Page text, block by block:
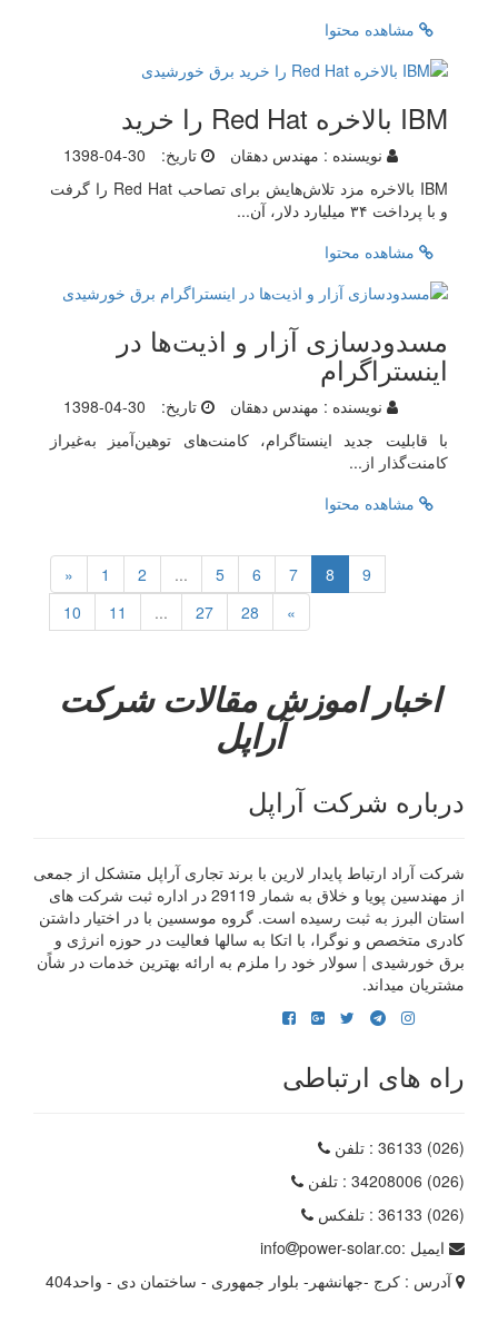
مشاهده محتوا
IBM بالاخره Red Hat را خرید
نویسنده : مهندس دهقان تاریخ:
1398-04-30
IBM بالاخره مزد تلاش‌هایش برای تصاحب Red Hat را گرفت
و با پرداخت ۳۴ میلیارد دلار، آن...
مشاهده محتوا
مسدودسازی آزار و اذیت‌ها در
اینستراگرام
نویسنده : مهندس دهقان تاریخ:
1398-04-30
با قابلیت جدید اینستاگرام، کامنت‌های توهین‌آمیز به‌غیراز
کامنت‌گذار از...
مشاهده محتوا
« 1 2 ... 5 6 7 8
9
10
11 ... 27 28 »
اخبار اموزش مقالات شرکت
آراپل
درباره شرکت آراپل
شرکت آراد ارتباط پایدار لارین با برند تجاری آراپل متشکل از جمعی
از مهندسین پویا و خلاق به شمار 29119 در اداره ثبت شرکت های
استان البرز به ثبت رسیده است. گروه موسسین با در اختیار داشتن
کادری متخصص و نوگرا، با اتکا به سالها فعالیت در حوزه انرژی و
برق خورشیدی | سولار خود را ملزم به ارائه بهترین خدمات در شاًن
مشتریان میداند.
راه های ارتباطی
(026) 36133
: تلفن
(026) 34208006
: تلفن
(026) 36133
: تلفکس
ایمیل :
info
power-solar.co
آدرس : کرج -جهانشهر- بلوار جمهوری - ساختمان دی - واحد404